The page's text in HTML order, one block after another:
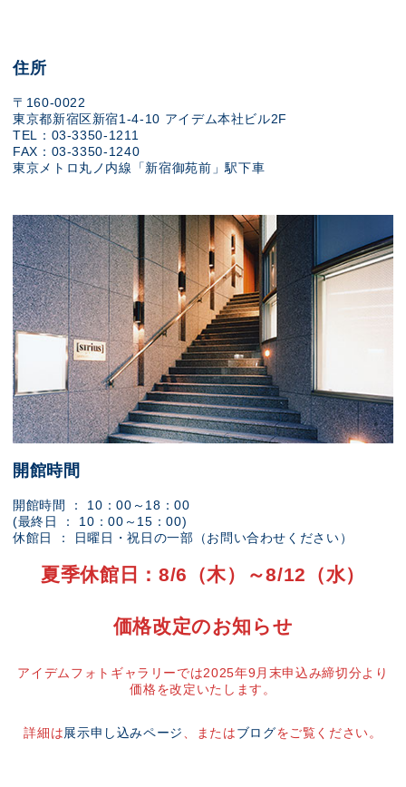
住所
〒160-0022
東京都新宿区新宿1-4-10 アイデム本社ビル2F
TEL：03-3350-1211
FAX：03-3350-1240
東京メトロ丸ノ内線「新宿御苑前」駅下車
開館時間
開館時間 ： 10：00～18：00
(最終日 ： 10：00～15：00)
休館日 ： 日曜日・祝日の一部（お問い合わせください）
夏季休館日：8/6（木）～8/12（水）
価格改定のお知らせ
アイデムフォトギャラリーでは2025年9月末申込み締切分より
価格を改定いたします。
詳細は展示申し込みページ 、またはブログをご覧ください。